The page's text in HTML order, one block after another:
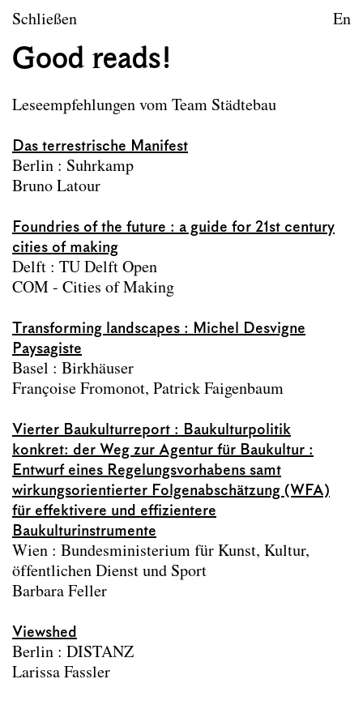
zum Inhalt springen
Projektarchiv
Team
Bibliothek
Schließen En
Good reads!
Leseempfehlungen vom Team Städtebau
Das terrestrische Manifest
Berlin : Suhrkamp
Bruno Latour
Foundries of the future : a guide for 21st century
cities of making
Delft : TU Delft Open
COM - Cities of Making
Transforming landscapes : Michel Desvigne
Paysagiste
Basel : Birkhäuser
Françoise Fromonot, Patrick Faigenbaum
Vierter Baukulturreport : Baukulturpolitik
konkret: der Weg zur Agentur für Baukultur :
Entwurf eines Regelungsvorhabens samt
wirkungsorientierter Folgenabschätzung (WFA)
für effektivere und effizientere
Baukulturinstrumente
Wien : Bundesministerium für Kunst, Kultur,
öffentlichen Dienst und Sport
Barbara Feller
Viewshed
Berlin : DISTANZ
Larissa Fassler
Bibliothek
Daseinstweilige Organisationsmodell
Studierenden und dem Fachkollegium aktuell die
MöglichkeitDienstags
von relevanten Seiten zu vereinbaren. Bitte
kontaktieren Sie diesbezüglich die
Studienassistenz des Forschungsbereichs
Städtebau:valentina.gruber@tuwien.ac.at
Städtebau.
Die Adresse lautet wie folgt:
6 / 4. Stock / den Gang entlang nach dem
Forschungsbereich Hochbau, Konstruktion und
Good reads!
Bibliothek Camillo Sitte
Bibliothek Forschungsbereich Städtebau
Bibliografischer Nachlass von Christoph
Luchsinger
Bibliografischer Nachlass von Rudolf Wurzer
Planarchiv Rudolf Wurzer
Kontakt
Impressum